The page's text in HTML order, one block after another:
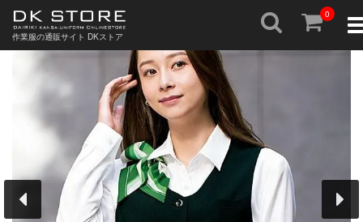
0
作業服の通販サイト DKストア